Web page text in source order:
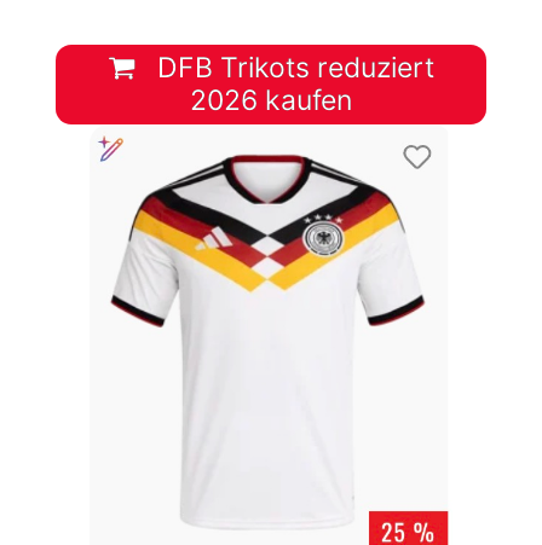
DFB Trikots reduziert
2026 kaufen